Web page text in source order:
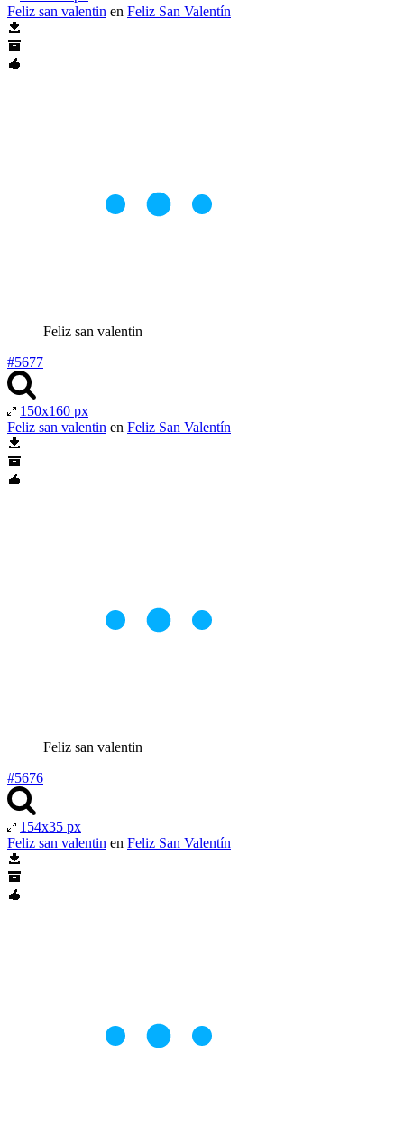
Feliz san valentin en Feliz San Valentín
Feliz san valentin
#5677
150x160 px
Feliz san valentin en Feliz San Valentín
Feliz san valentin
#5676
154x35 px
Feliz san valentin en Feliz San Valentín